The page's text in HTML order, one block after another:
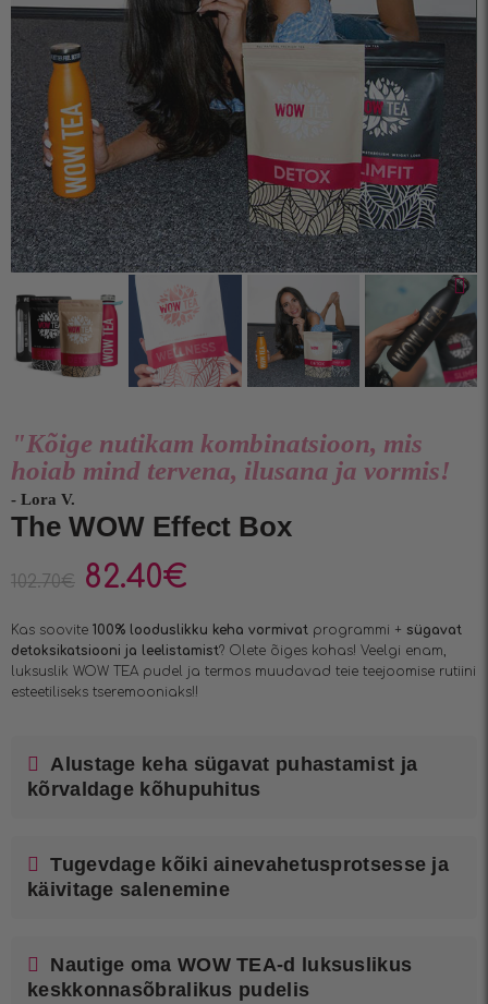
"Kõige nutikam kombinatsioon, mis
hoiab mind tervena, ilusana ja vormis!
- Lora V.
The WOW Effect Box
102.70€ 82.40€
Kas soovite 100% looduslikku keha vormivat programmi + sügavat
detoksikatsiooni ja leelistamist? Olete õiges kohas! Veelgi enam,
luksuslik WOW TEA pudel ja termos muudavad teie teejoomise rutiini
esteetiliseks tseremooniaks!!
Alustage keha sügavat puhastamist ja
kõrvaldage kõhupuhitus
Tugevdage kõiki ainevahetusprotsesse ja
käivitage salenemine
Nautige oma WOW TEA-d luksuslikus
keskkonnasõbralikus pudelis